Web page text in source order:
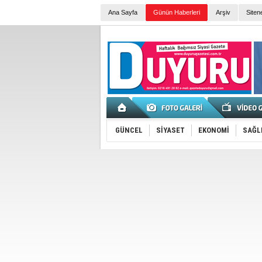
Ana Sayfa Günün Haberleri Arşiv
GÜNCEL SİYASET EKONOMİ